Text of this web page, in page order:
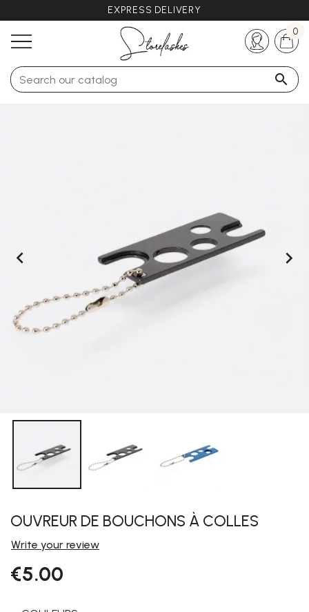
EXPRESS DELIVERY
Any questions ?
+33 (0)5 57 21 62 94

0
 
OUVREUR DE BOUCHONS À COLLES
Write your review
€5.00